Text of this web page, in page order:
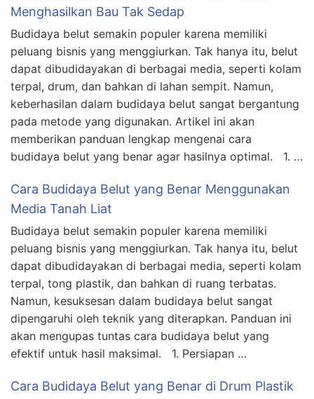
Menghasilkan Bau Tak Sedap
Budidaya belut semakin populer karena memiliki
peluang bisnis yang menggiurkan. Tak hanya itu, belut
dapat dibudidayakan di berbagai media, seperti kolam
terpal, drum, dan bahkan di lahan sempit. Namun,
keberhasilan dalam budidaya belut sangat bergantung
pada metode yang digunakan. Artikel ini akan
memberikan panduan lengkap mengenai cara
budidaya belut yang benar agar hasilnya optimal. 1. …
Cara Budidaya Belut yang Benar Menggunakan
Media Tanah Liat
Budidaya belut semakin populer karena memiliki
peluang bisnis yang menggiurkan. Tak hanya itu, belut
dapat dibudidayakan di berbagai media, seperti kolam
terpal, tong plastik, dan bahkan di ruang terbatas.
Namun, kesuksesan dalam budidaya belut sangat
dipengaruhi oleh teknik yang diterapkan. Panduan ini
akan mengupas tuntas cara budidaya belut yang
efektif untuk hasil maksimal. 1. Persiapan …
Cara Budidaya Belut yang Benar di Drum Plastik